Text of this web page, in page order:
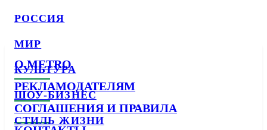
РОССИЯ
МИР
КУЛЬТУРА
ШОУ-БИЗНЕС
СТИЛЬ ЖИЗНИ
О METRO
РЕКЛАМОДАТЕЛЯМ
СОГЛАШЕНИЯ И ПРАВИЛА